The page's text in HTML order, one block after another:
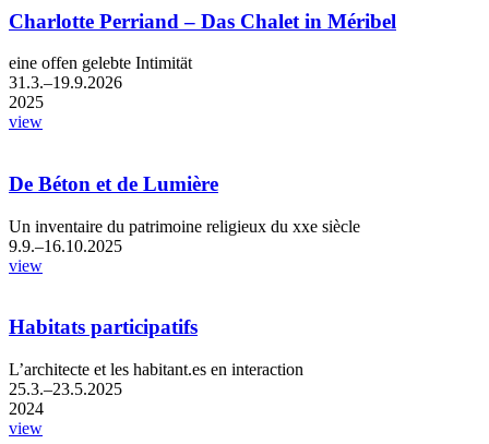
Charlotte Perriand – Das Chalet in Méribel
eine offen gelebte Intimität
31.3.–19.9.2026
2025
view
De Béton et de Lumière
Un inventaire du patrimoine religieux du xxe siècle
9.9.–16.10.2025
view
Habitats participatifs
L’architecte et les habitant.es en interaction
25.3.–23.5.2025
2024
view